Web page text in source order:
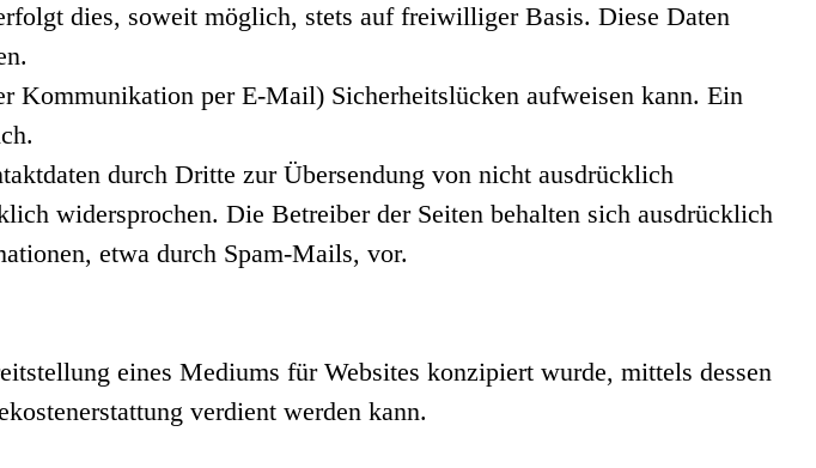
dies, soweit möglich, stets auf freiwilliger Basis. Diese Daten
Kommunikation per E-Mail) Sicherheitslücken aufweisen kann. Ein
durch Dritte zur Übersendung von nicht ausdrücklich
widersprochen. Die Betreiber der Seiten behalten sich ausdrücklich
etwa durch Spam-Mails, vor.
eines Mediums für Websites konzipiert wurde, mittels dessen
verdient werden kann.